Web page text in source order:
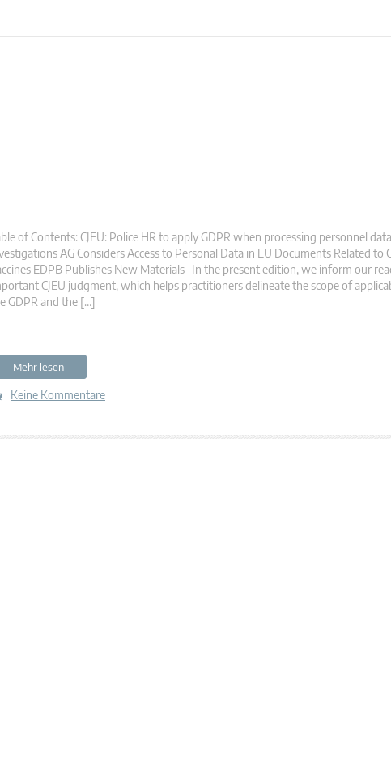
of Contents: CJEU: Police HR to apply GDPR when processing personnel
AG Considers Access to Personal Data in EU Documents Related to
EDPB Publishes New Materials In the present edition, we inform our
CJEU judgment, which helps practitioners delineate the scope of
GDPR and the […]
Mehr lesen
Keine Kommentare